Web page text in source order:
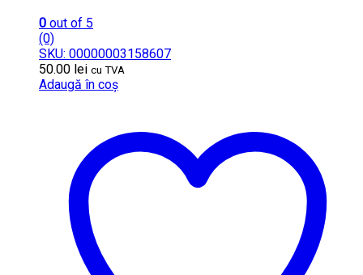
0 out of 5
(0)
SKU: 00000003158607
50.00 lei cu TVA
Adaugă în coș